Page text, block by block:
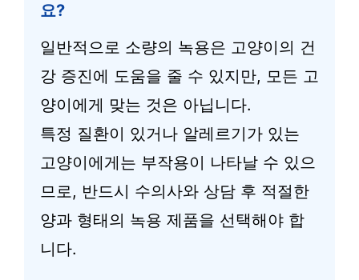
요?
일반적으로 소량의 녹용은 고양이의 건
강 증진에 도움을 줄 수 있지만, 모든 고
양이에게 맞는 것은 아닙니다.
특정 질환이 있거나 알레르기가 있는
고양이에게는 부작용이 나타날 수 있으
므로, 반드시 수의사와 상담 후 적절한
양과 형태의 녹용 제품을 선택해야 합
니다.